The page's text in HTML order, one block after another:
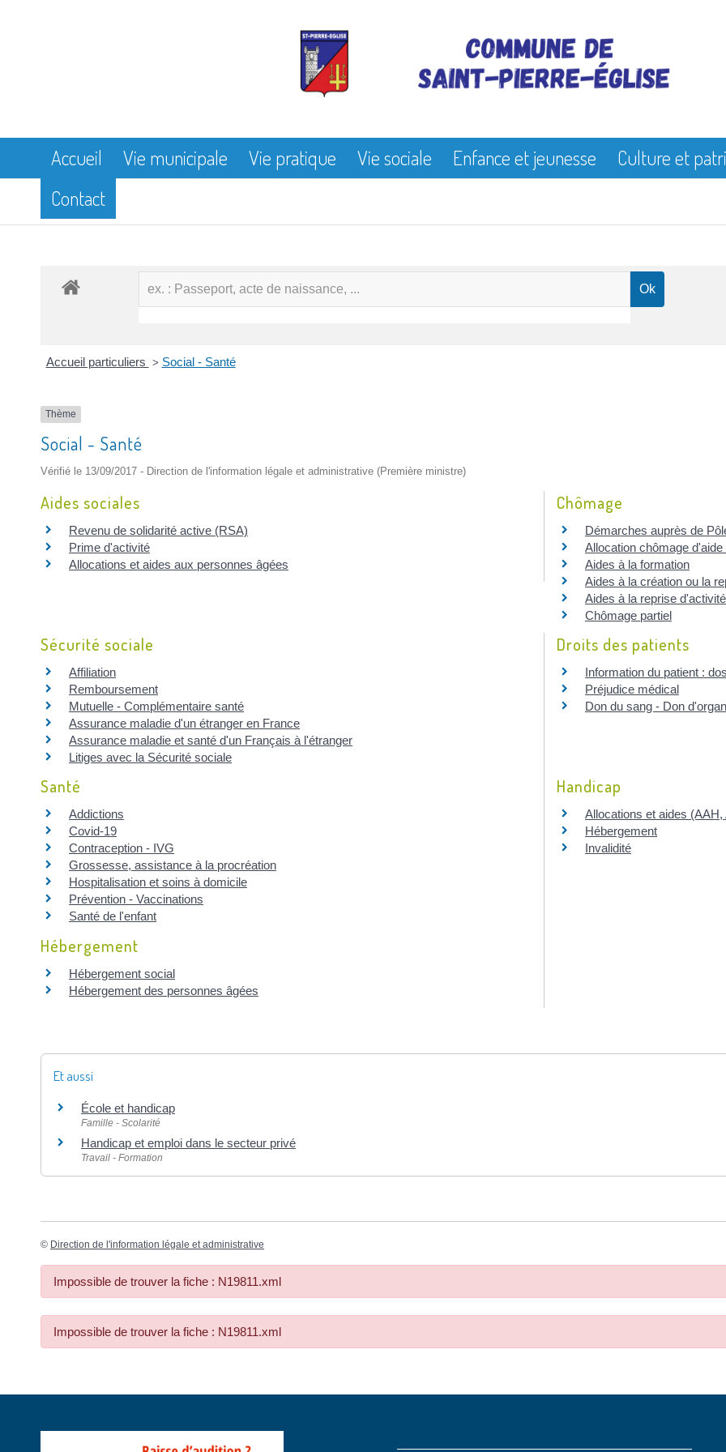
Accueil Vie municipale Vie pratique Vie sociale Enfance et jeunesse Culture et
Contact
Accueil particuliers > Social - Santé
Thème
Social - Santé
Vérifié le 13/09/2017 - Direction de l'information légale et administrative (Première ministre)
Aides sociales
Revenu de solidarité active (RSA)
Prime d'activité
Allocations et aides aux personnes âgées
Chômage
Démarches auprès de
Allocation chômage
Aides à la formation
Aides à la création ou la
Aides à la reprise d'activité
Chômage partiel
Sécurité sociale
Affiliation
Remboursement
Mutuelle - Complémentaire santé
Assurance maladie d'un étranger en France
Assurance maladie et santé d'un Français à l'étranger
Litiges avec la Sécurité sociale
Droits des patients
Information du patient :
Préjudice médical
Don du sang - Don
Santé
Addictions
Covid-19
Contraception - IVG
Grossesse, assistance à la procréation
Hospitalisation et soins à domicile
Prévention - Vaccinations
Santé de l'enfant
Handicap
Allocations et aides
Hébergement
Invalidité
Hébergement
Hébergement social
Hébergement des personnes âgées
Et aussi
École et handicap
Famille - Scolarité
Handicap et emploi dans le secteur privé
Travail - Formation
© Direction de l'information légale et administrative
Impossible de trouver la fiche : N19811.xml
Impossible de trouver la fiche : N19811.xml